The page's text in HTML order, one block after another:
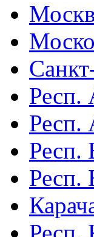
Респ.
Респ.
Респ.
Респ.